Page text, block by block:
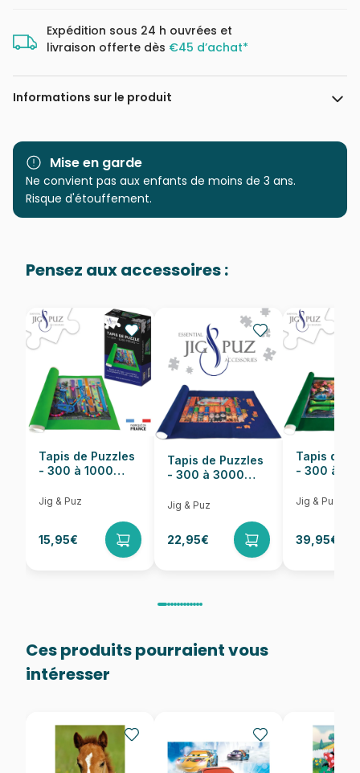
Expédition sous 24 h ouvrées et
livraison offerte dès €45 d’achat*
Informations sur le produit
Marque Dino
Catégorie Puzzles - Animaux sauvages
Age
à partir de 6 ans (50 à 100
Provenance Puzzles fabriqués en France
EAN 8590878331228
Nombre de pièces 54 pièces
Dimensions 20 x 13 cm
Mise en garde
Ne convient pas aux enfants de moins de 3 ans.
Risque d'étouffement.
Pensez aux accessoires :
Tapis de Puzzles
- 300 à 1000
Jig & Puz
15,95€
Tapis de Puzzles
- 300 à 3000
Jig & Puz
22,95€
Tapis de
- 300 à
Jig & Puz
39,95€
Ces produits pourraient vous
intéresser